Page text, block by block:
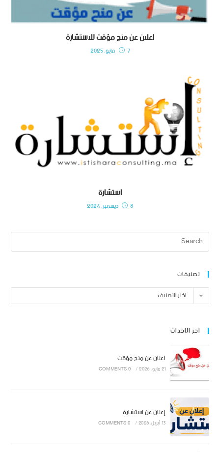
اعلان عن منح مؤقت للاستشارة
7 مايو، 2025
استشارة
8 ديسمبر، 2024
تصنيفات
اختر التصنيف
اخر الاحداث
اعلان عن منح مؤقت
21 مايو، 2026 /
0 COMMENTS
إعلان عن استشارة
13 أبريل، 2026 /
0 COMMENTS